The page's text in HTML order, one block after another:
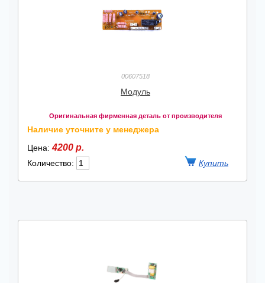
00607518
Модуль
Оригинальная фирменная деталь от производителя
Наличие уточните у менеджера
Цена:4200 р.
Количество: